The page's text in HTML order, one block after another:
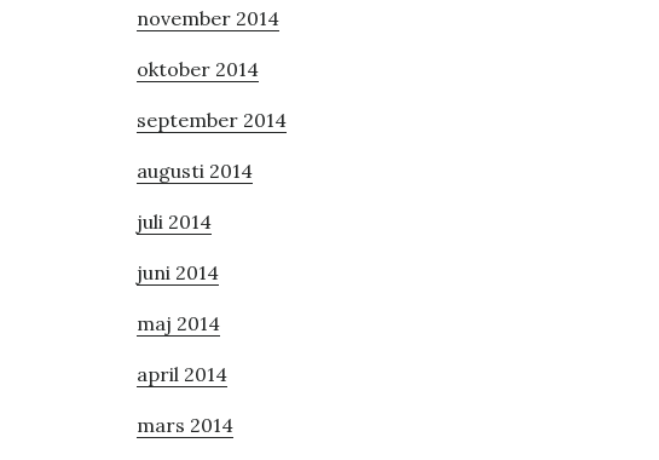
november 2014
oktober 2014
september 2014
augusti 2014
juli 2014
juni 2014
maj 2014
april 2014
mars 2014